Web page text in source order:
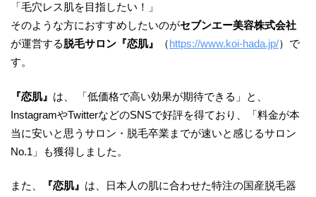
「毛穴レス肌を目指したい！」
そのような方におすすめしたいのがセブンエー美容株式会社
が運営する脱毛サロン『恋肌』 （https://www.koi-hada.jp/）で
す。
『恋肌』 は、 「低価格で高い効果が期待できる」と、
InstagramやTwitterなどのSNSで好評を得ており、「料金が本
当に安いと思うサロン・脱毛卒業までが速いと感じるサロン
No.1」も獲得しました。
また、 『恋肌』 は、日本人の肌に合わせた特注の国産脱毛器